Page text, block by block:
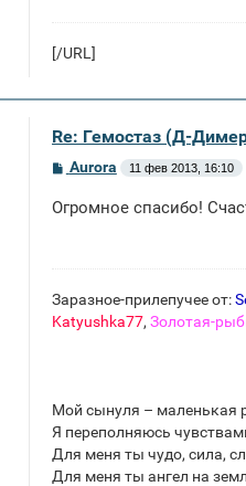
[/URL]
Re: Гемостаз (Д-
С
б
Aurora 11 фев 2013, 16:10
Огромное спасибо!
Заразное-прилепучее от:
Katyushka77, Золотая-
Мой сынуля – маленькая
Я переполняюсь
Для меня ты чудо, сила,
Для меня ты ангел на